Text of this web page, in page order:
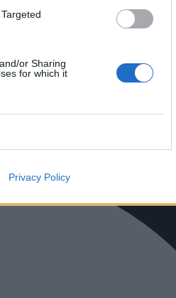
or Sharing
for which it
Privacy Policy